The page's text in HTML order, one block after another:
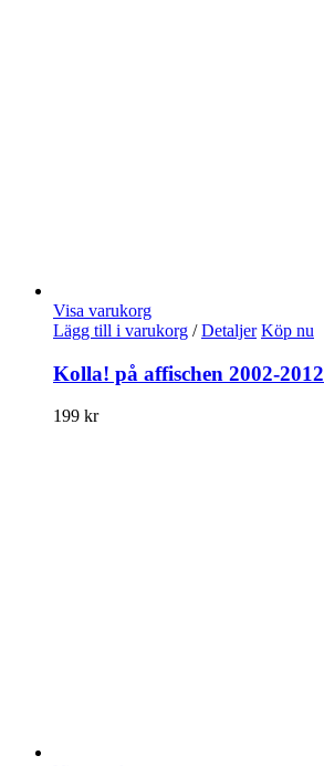
Visa varukorg
Lägg till i varukorg / Detaljer Köp nu
Kolla! på affischen 2002-2012
199 kr